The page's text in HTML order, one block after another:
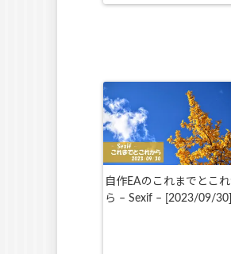
自作EAのこれまでとこれ
ら – Sexif – [2023/09/30]